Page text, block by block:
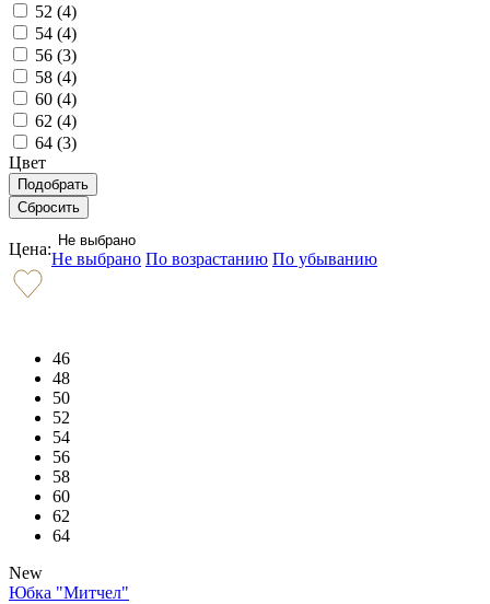
52 (4)
54 (4)
56 (3)
58 (4)
60 (4)
62 (4)
64 (3)
Цвет
Цена: Не выбрано
Не выбрано По возрастанию По убыванию
46
48
50
52
54
56
58
60
62
64
New
Юбка "Митчел"